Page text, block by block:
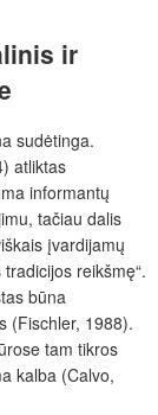
ir
sudėtinga.
atliktas
informantų
tačiau dalis
įvardijamų
reikšmę“.
būna
(Fischler, 1988).
tam tikros
kalba (Calvo,